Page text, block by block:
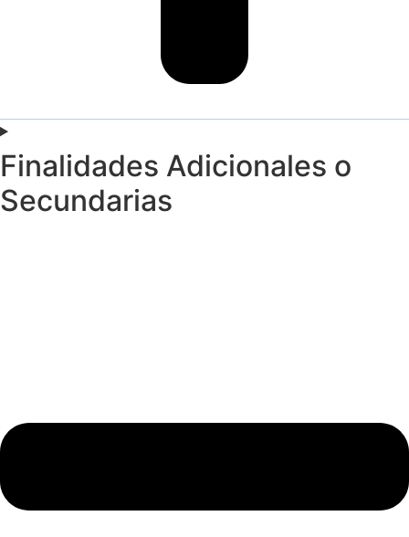
Finalidades Adicionales o
Secundarias